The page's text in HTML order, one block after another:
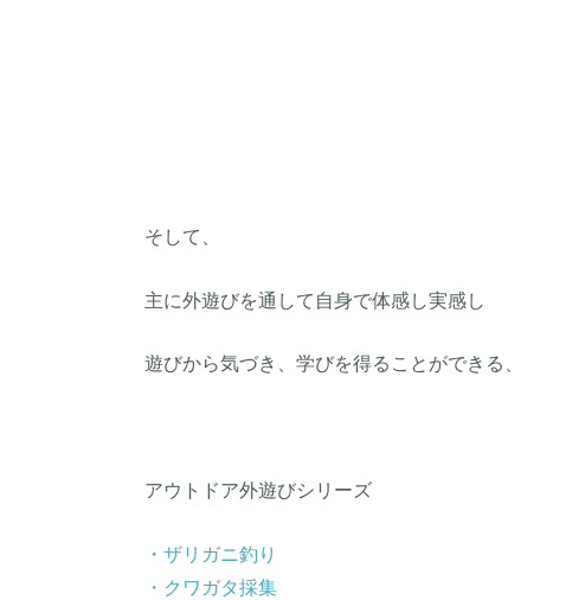
そして、
主に外遊びを通して自身で体感し実感し
遊びから気づき、学びを得ることができる、
アウトドア外遊びシリーズ
・ザリガニ釣り
・クワガタ採集